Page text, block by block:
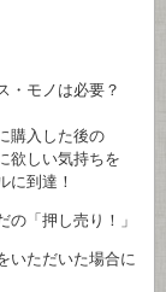
モノは必要？
購入した後の
しい気持ちを
到達！
「押し売り！」
ただいた場合に